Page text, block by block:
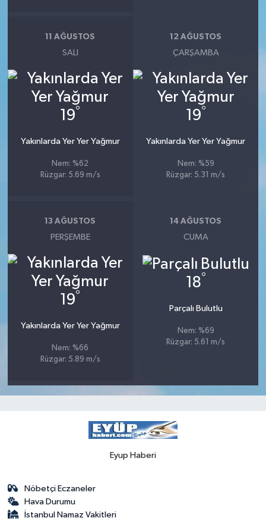
11 AĞUSTOS
SALI
19°
Yakınlarda Yer Yer Yağmur
Nem: %62
Rüzgar: 5.69 m/s
12 AĞUSTOS
ÇARŞAMBA
19°
Yakınlarda Yer Yer Yağmur
Nem: %59
Rüzgar: 5.31 m/s
13 AĞUSTOS
PERŞEMBE
19°
Yakınlarda Yer Yer Yağmur
Nem: %66
Rüzgar: 5.89 m/s
14 AĞUSTOS
CUMA
18°
Parçalı Bulutlu
Nem: %69
Rüzgar: 5.61 m/s
Eyup Haberi
Nöbetçi Eczaneler
Hava Durumu
İstanbul Namaz Vakitleri